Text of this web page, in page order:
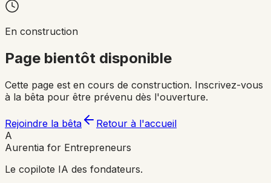
En construction
Page bientôt disponible
Cette page est en cours de construction. Inscrivez-vous
à la bêta pour être prévenu dès l'ouverture.
Rejoindre la bêta
Retour à l'accueil
A
Aurentia for Entrepreneurs
Le copilote IA des fondateurs.